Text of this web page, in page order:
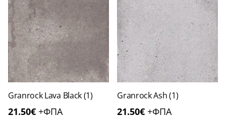
Granrock Lava Black (1)
21.50€ +ΦΠΑ
Granrock Ash (1)
21.50€ +ΦΠΑ